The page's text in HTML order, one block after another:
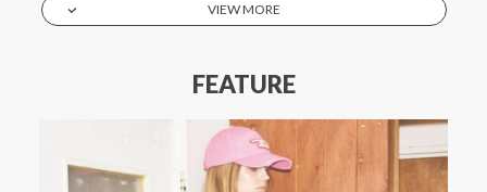
VIEW MORE
FEATURE